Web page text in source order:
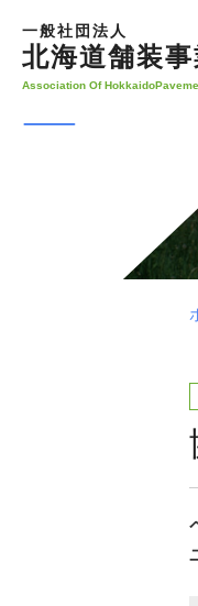
一般社団法人
北海道舗装
Association Of